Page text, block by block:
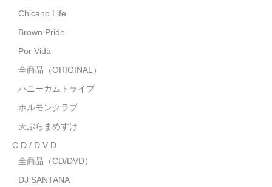
DJ SANTANA
Japanese Rap
MotiveRecords
グ ッ ズ
Chicano Life
Brown Pride
Por Vida
全商品（ORIGINAL）
ハニーカムトライプ
ホルモンクラブ
天ぷらまめすけ
C D / D V D
全商品（CD/DVD）
DJ SANTANA